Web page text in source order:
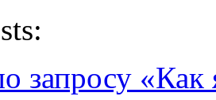
запросу